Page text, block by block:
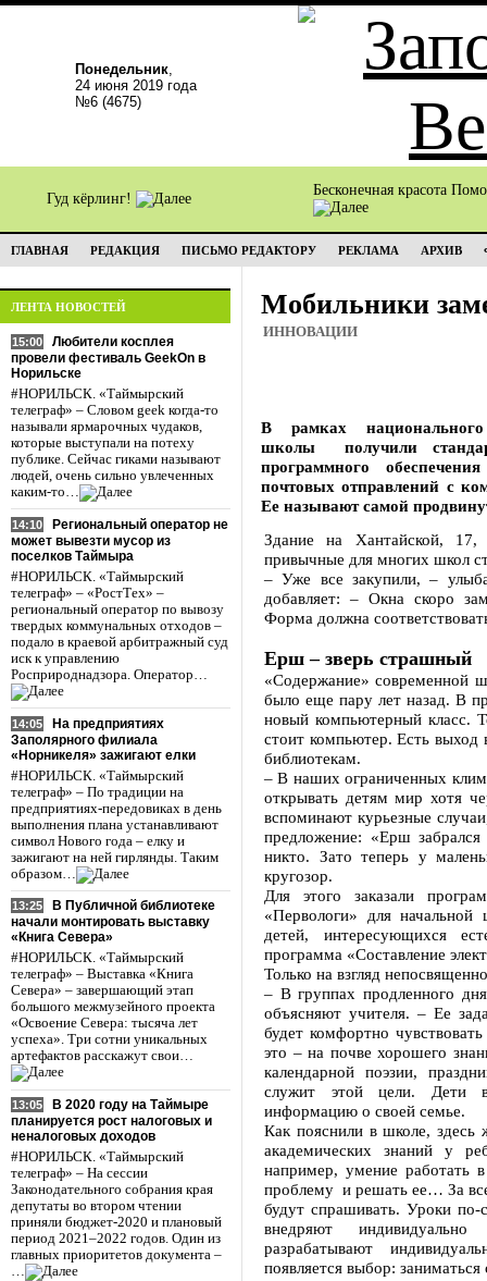
Понедельник,
24 июня 2019 года
№6 (4675)
Гуд кёрлинг!
Бесконечная красота
ГЛАВНАЯ РЕДАКЦИЯ ПИСЬМО РЕДАКТОРУ РЕКЛАМА АРХИВ
ЛЕНТА НОВОСТЕЙ
15:00
Любители косплея
провели фестиваль GeekOn в
Норильске
#НОРИЛЬСК. «Таймырский
телеграф» – Словом geek когда-то
называли ярмарочных чудаков,
которые выступали на потеху
публике. Сейчас гиками называют
людей, очень сильно увлеченных
каким-то…
14:10
Региональный оператор не
может вывезти мусор из
поселков Таймыра
#НОРИЛЬСК. «Таймырский
телеграф» – «РостТех» –
региональный оператор по вывозу
твердых коммунальных отходов –
подало в краевой арбитражный суд
иск к управлению
Росприроднадзора. Оператор…
14:05
На предприятиях
Заполярного филиала
«Норникеля» зажигают елки
#НОРИЛЬСК. «Таймырский
телеграф» – По традиции на
предприятиях-передовиках в день
выполнения плана устанавливают
символ Нового года – елку и
зажигают на ней гирлянды. Таким
образом…
13:25
В Публичной библиотеке
начали монтировать выставку
«Книга Севера»
#НОРИЛЬСК. «Таймырский
телеграф» – Выставка «Книга
Севера» – завершающий этап
большого межмузейного проекта
«Освоение Севера: тысяча лет
успеха». Три сотни уникальных
артефактов расскажут свои…
13:05
В 2020 году на Таймыре
планируется рост налоговых и
неналоговых доходов
#НОРИЛЬСК. «Таймырский
телеграф» – На сессии
Законодательного собрания края
депутаты во втором чтении
приняли бюджет-2020 и плановый
период 2021–2022 годов. Один из
главных приоритетов документа –
…
Мобильники
ИННОВАЦИИ
В рамках
школы получили
программного
почтовых отправлений с
Ее называют самой
Здание на Хантайской,
привычные для многих школ
– Уже все закупили, –
добавляет: – Окна скоро
Форма должна
Ерш – зверь страшный
«Содержание» современной
было еще пару лет назад. В
новый компьютерный класс.
стоит компьютер. Есть
библиотекам.
– В наших ограниченных
открывать детям мир хотя
вспоминают курьезные
предложение: «Ерш
никто. Зато теперь у
кругозор.
Для этого заказали
«Первологи» для
детей, интересующихся
программа «Составление
Только на взгляд
– В группах продленного
объясняют учителя. – Ее
будет комфортно
это – на почве хорошего
календарной поэзии,
служит этой цели. Дети в
информацию о своей семье.
Как пояснили в школе,
академических знаний у
например, умение работать
проблему и решать ее… За
будут спрашивать. Уроки по-
внедряют
разрабатывают
появляется выбор: